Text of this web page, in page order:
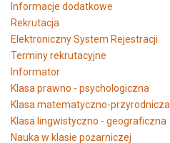
Informacje dodatkowe
Rekrutacja
Elektroniczny System Rejestracji
Terminy rekrutacyjne
Informator
Klasa prawno - psychologiczna
Klasa matematyczno-przyrodnicza
Klasa lingwistyczno - geograficzna
Nauka w klasie pożarniczej